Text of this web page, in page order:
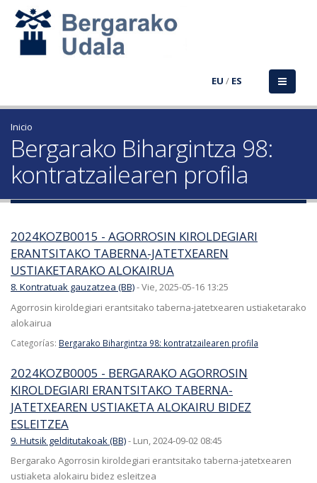
EU / ES
Inicio
Bergarako Bihargintza 98:
kontratzailearen profila
2024KOZB0015 - AGORROSIN KIROLDEGIARI
ERANTSITAKO TABERNA-JATETXEAREN
USTIAKETARAKO ALOKAIRUA
8. Kontratuak gauzatzea (BB)-Vie, 2025-05-16 13:25
Agorrosin kiroldegiari erantsitako taberna-jatetxearen ustiaketarako
alokairua
Categorías: Bergarako Bihargintza 98: kontratzailearen profila
2024KOZB0005 - BERGARAKO AGORROSIN
KIROLDEGIARI ERANTSITAKO TABERNA-
JATETXEAREN USTIAKETA ALOKAIRU BIDEZ
ESLEITZEA
9. Hutsik gelditutakoak (BB)- Lun, 2024-09-02 08:45
Bergarako Agorrosin kiroldegiari erantsitako taberna-jatetxearen
ustiaketa alokairu bidez esleitzea